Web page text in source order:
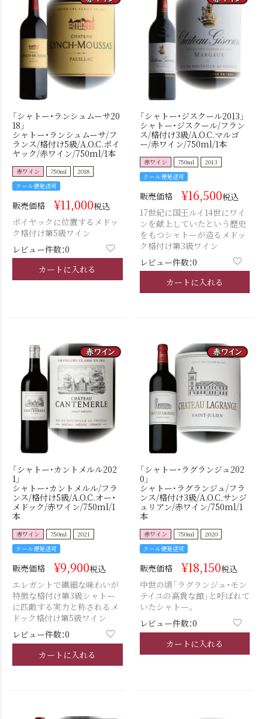
「シャトー・ランシュムーサ20
18」
シャトー・ランシュムーサ/フ
ランス/格付け5級/A.O.C.ポイ
ヤック/赤ワイン/750ml/1本
赤ワイン 750ml
2018
クール便発送可
販売価格 ¥11,000税込
ポイヤックに位置するメドッ
ク格付け第5級ワイン
レビュー件数：0
カートに入れる
「シャトー・ジスクール2013」
シャトー・ジスクール/フラン
ス/格付け3級/A.O.C.マルゴ
ー/赤ワイン/750ml/1本
赤ワイン 750ml
2013
クール便発送可
販売価格 ¥16,500税込
17世紀に国王ルイ14世にワイ
ンを献上していたという歴史
をもつシャトーが造るメドッ
ク格付け第3級ワイン
レビュー件数：0
カートに入れる
「シャトー･カントメルル202
1」
シャトー･カントメルル/フラ
ンス/格付け5級/A.O.C.オー・
メドック/赤ワイン/750ml/1
本
赤ワイン 750ml
2021
クール便発送可
販売価格 ¥9,900税込
エレガントで繊細な味わいが
特徴な格付け第3級シャトー
に匹敵する実力と称されるメ
ドック格付け第5級ワイン
レビュー件数：0
カートに入れる
「シャトー･ラグランジュ202
0」
シャトー･ラグランジュ/フラ
ンス/格付け3級/A.O.C.サンジ
ュリアン/赤ワイン/750ml/1
本
赤ワイン 750ml
2020
クール便発送可
販売価格 ¥18,150税込
中世の頃「ラグランジュ・モン
テイユの高貴な館」と呼ばれて
いたシャトー。
レビュー件数：0
カートに入れる